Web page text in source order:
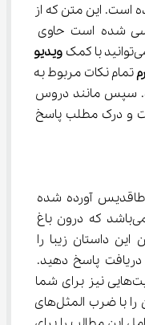
است. این متن که از
شده است حاوی
ویدیو
تمام نکات مربوط به
سپس مانند دروس
و درک مطلب پاسخ
آورده شده
است که در مورد یک شیر کوچک می‌باشد که درون باغ
متن این داستان زیبا را
پاسخ دهید.
همچنین در این بخش از کتاب حکایت‌هایی نیز برای شما
ذکر شده است که شما باید ارتباط آن را با ضرب المثل‌های